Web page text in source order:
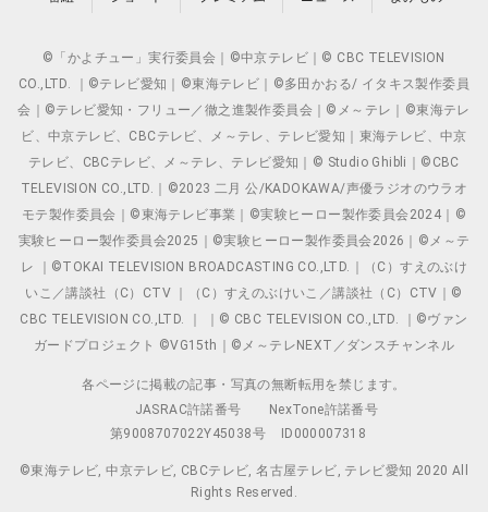
©「かよチュー」実行委員会｜©中京テレビ｜© CBC TELEVISION
CO.,LTD. ｜©テレビ愛知｜©東海テレビ｜©多田かおる/ イタキス製作委員
会｜©テレビ愛知・フリュー／徹之進製作委員会｜©メ～テレ｜©東海テレ
ビ、中京テレビ、CBCテレビ、メ～テレ、テレビ愛知｜東海テレビ、中京
テレビ、CBCテレビ、メ～テレ、テレビ愛知｜© Studio Ghibli｜©CBC
TELEVISION CO.,LTD.｜©2023 二月 公/KADOKAWA/声優ラジオのウラオ
モテ製作委員会｜©東海テレビ事業｜©実験ヒーロー製作委員会2024｜©
実験ヒーロー製作委員会2025｜©実験ヒーロー製作委員会2026｜©メ～テ
レ ｜©TOKAI TELEVISION BROADCASTING CO.,LTD.｜（C）すえのぶけ
いこ／講談社（C）CTV ｜（C）すえのぶけいこ／講談社（C）CTV｜©
CBC TELEVISION CO.,LTD. ｜ ｜© CBC TELEVISION CO.,LTD. ｜©ヴァン
ガードプロジェクト ©VG15th｜©メ～テレNEXT／ダンスチャンネル
各ページに掲載の記事・写真の無断転用を禁じます。
JASRAC許諾番号
NexTone許諾番号
第9008707022Y45038号
ID000007318
©東海テレビ, 中京テレビ, CBCテレビ, 名古屋テレビ, テレビ愛知 2020 All
Rights Reserved.